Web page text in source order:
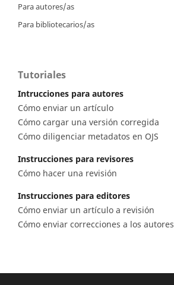
Para autores/as
Para bibliotecarios/as
Tutoriales
Intrucciones para autores
Cómo enviar un artículo
Cómo cargar una versión corregida
Cómo diligenciar metadatos en OJS
Instrucciones para revisores
Cómo hacer una revisión
Instrucciones para editores
Cómo enviar un artículo a revisión
Cómo enviar correcciones a los autores